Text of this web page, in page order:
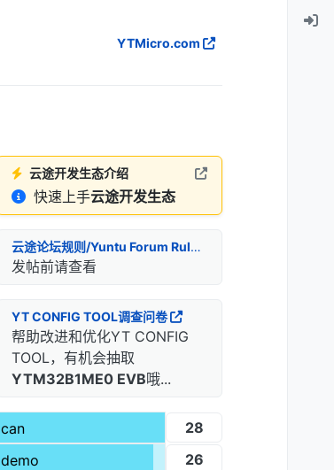
YTMicro.com
云途开发生态介绍
快速上手云途开发生态
云途论坛规则/Yuntu Forum Rules
发帖前请查看
YT CONFIG TOOL调查问卷
帮助改进和优化YT CONFIG
TOOL，有机会抽取
YTM32B1ME0 EVB哦...
can
28
demo
26